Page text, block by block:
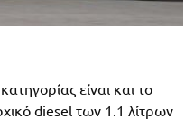
είναι και το
diesel των 1.1 λίτρων